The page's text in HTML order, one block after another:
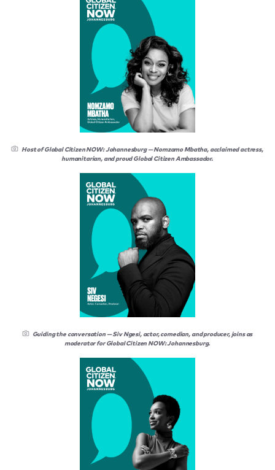
Host of Global Citizen NOW: Johannesburg — Nomzamo Mbatha, acclaimed actress,
humanitarian, and proud Global Citizen Ambassador.
Guiding the conversation — Siv Ngesi, actor, comedian, and producer, joins as
moderator for Global Citizen NOW: Johannesburg.